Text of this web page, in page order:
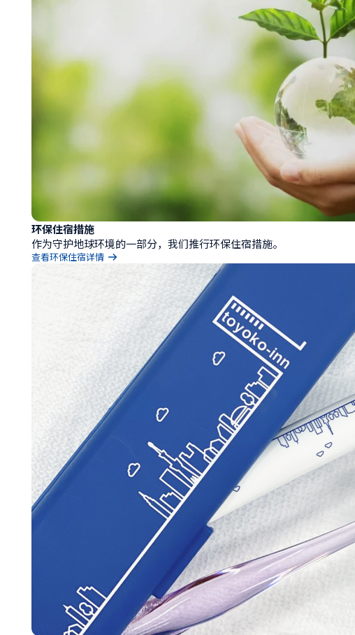
环保住宿措施
作为守护地球环境的一部分，我们推行环保住宿措施。
查看环保住宿详情